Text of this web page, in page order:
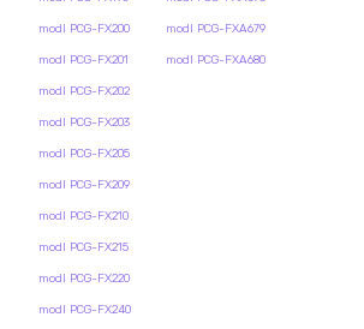
modl PCG-FX200
modl PCG-FX201
modl PCG-FX202
modl PCG-FX203
modl PCG-FX205
modl PCG-FX209
modl PCG-FX210
modl PCG-FX215
modl PCG-FX220
modl PCG-FX240
modl PCG-FXA679
modl PCG-FXA680